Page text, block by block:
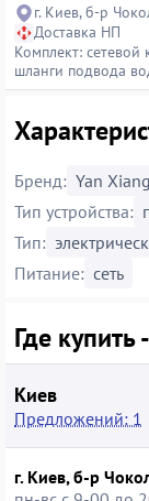
г. Киев, б-р
Доставка НП
Комплект: сетевой
шланги подвода
Бренд: Yan Xiang
Тип устройства:
Тип:
Питание: сеть
Где
Киев
Предложений: 1
г. Киев, б-р